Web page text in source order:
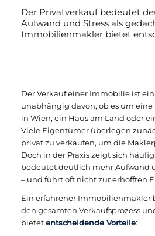
Der Privatverkauf bedeutet
Aufwand und Stress als
Immobilienmakler bietet
Der Verkauf einer Immobilie ist
unabhängig davon, ob es um
in Wien, ein Haus am Land oder
Viele Eigentümer überlegen
privat zu verkaufen, um die
Doch in der Praxis zeigt sich
bedeutet deutlich mehr Aufwand
– und führt oft nicht zur erhofften
Ein erfahrener Immobilienmakler
den gesamten Verkaufsprozess
bietetentscheidende Vorteile: